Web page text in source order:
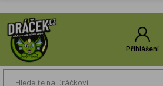
Přihlášení